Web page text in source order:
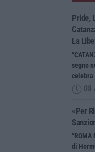
Pride,
La
segno
08
«Per
di